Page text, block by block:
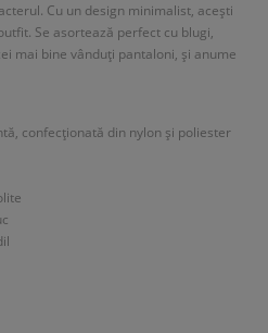
Cu un design minimalist, acești
Se asortează perfect cu blugi,
mai bine vânduți pantaloni, și anume
confecționată din nylon și poliester